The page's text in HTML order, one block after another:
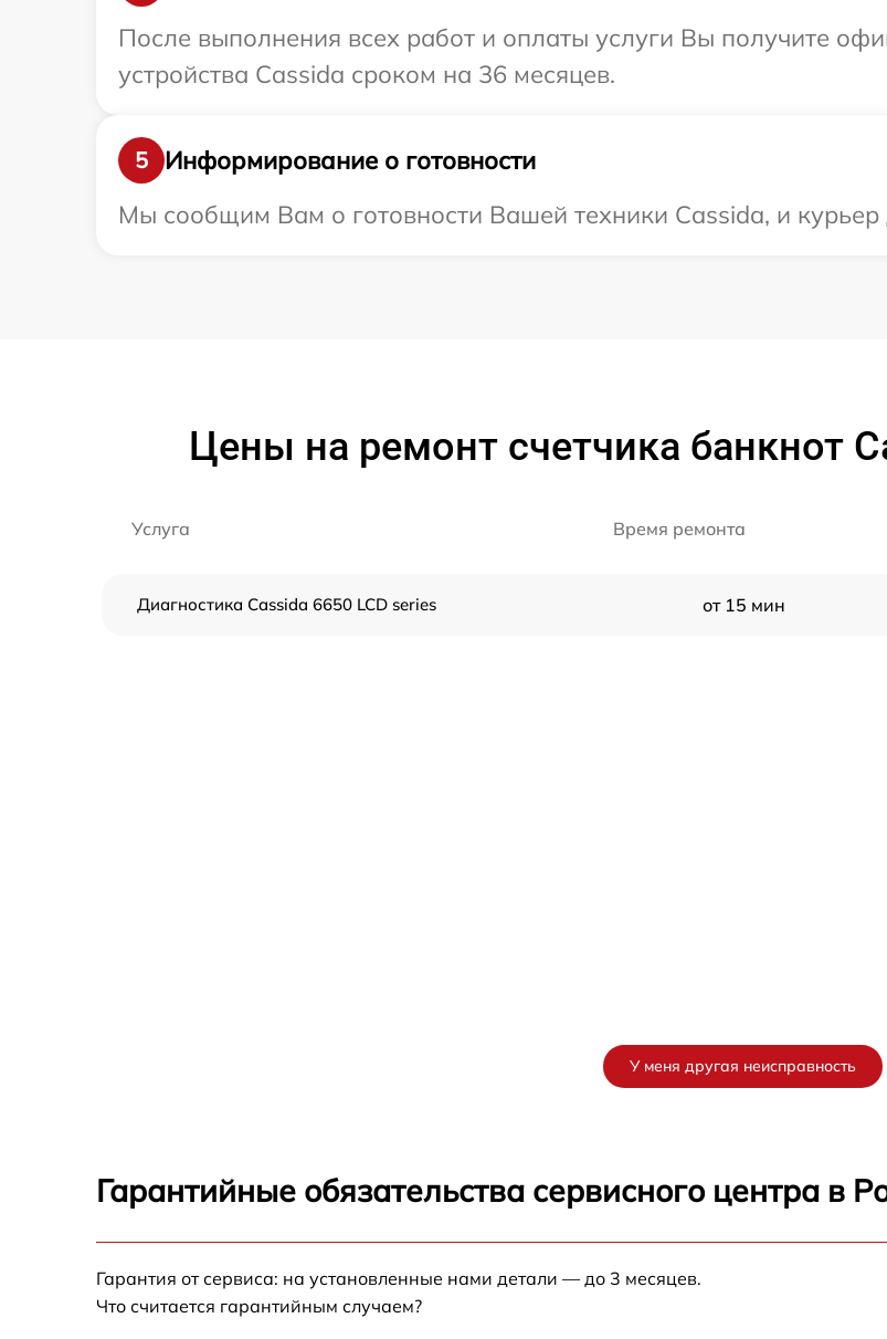
После выполнения всех работ и оплаты услуги Вы получите
устройства Cassida сроком на 36 месяцев.
5
Информирование о готовности
Мы сообщим Вам о готовности Вашей техники Cassida, и курьер
Цены на ремонт счетчика банкнот
Услуга Время ремонта
Диагностика Cassida 6650 LCD series от 15 мин
У меня другая неисправность
Гарантийные обязательства сервисного центра в
Гарантия от сервиса: на установленные нами детали — до 3 месяцев.
Что считается гарантийным случаем?